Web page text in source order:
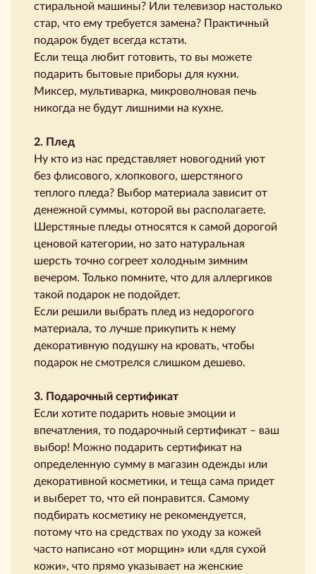
стиральной машины? Или телевизор настолько
стар, что ему требуется замена? Практичный
подарок будет всегда кстати.
Если теща любит готовить, то вы можете
подарить бытовые приборы для кухни.
Миксер, мультиварка, микроволновая печь
никогда не будут лишними на кухне.
2. Плед
Ну кто из нас представляет новогодний уют
без флисового, хлопкового, шерстяного
теплого пледа? Выбор материала зависит от
денежной суммы, которой вы располагаете.
Шерстяные пледы относятся к самой дорогой
ценовой категории, но зато натуральная
шерсть точно согреет холодным зимним
вечером. Только помните, что для аллергиков
такой подарок не подойдет.
Если решили выбрать плед из недорогого
материала, то лучше прикупить к нему
декоративную подушку на кровать, чтобы
подарок не смотрелся слишком дешево.
3. Подарочный сертификат
Если хотите подарить новые эмоции и
впечатления, то подарочный сертификат – ваш
выбор! Можно подарить сертификат на
определенную сумму в магазин одежды или
декоративной косметики, и теща сама придет
и выберет то, что ей понравится. Самому
подбирать косметику не рекомендуется,
потому что на средствах по уходу за кожей
часто написано «от морщин» или «для сухой
кожи», что прямо указывает на женские